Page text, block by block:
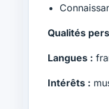
Qualités
Langues :
Intérêts :